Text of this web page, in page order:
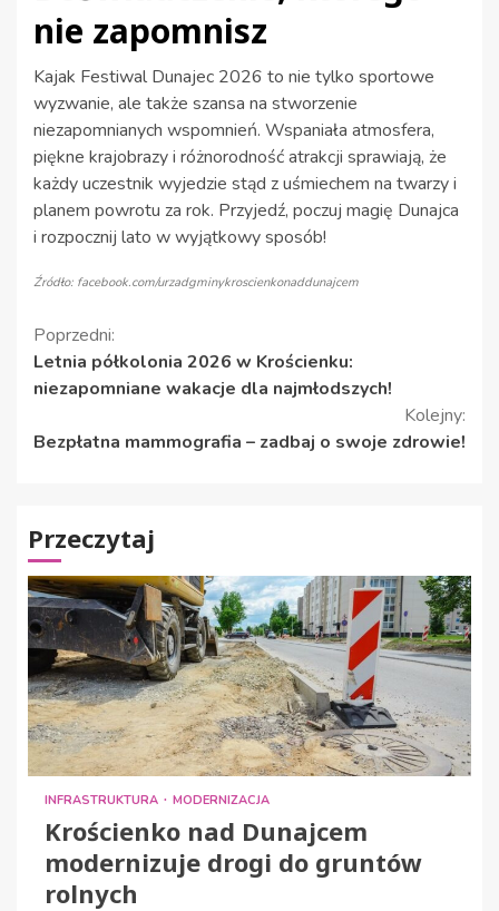
nie zapomnisz
Kajak Festiwal Dunajec 2026 to nie tylko sportowe
wyzwanie, ale także szansa na stworzenie
niezapomnianych wspomnień. Wspaniała atmosfera,
piękne krajobrazy i różnorodność atrakcji sprawiają, że
każdy uczestnik wyjedzie stąd z uśmiechem na twarzy i
planem powrotu za rok. Przyjedź, poczuj magię Dunajca
i rozpocznij lato w wyjątkowy sposób!
Źródło: facebook.com/urzadgminykroscienkonaddunajcem
Kontynuuj
czytanie
Poprzedni:
Letnia półkolonia 2026 w Krościenku:
niezapomniane wakacje dla najmłodszych!
Kolejny:
Bezpłatna mammografia – zadbaj o swoje zdrowie!
Przeczytaj
INFRASTRUKTURA MODERNIZACJA
Krościenko nad Dunajcem
modernizuje drogi do gruntów
rolnych